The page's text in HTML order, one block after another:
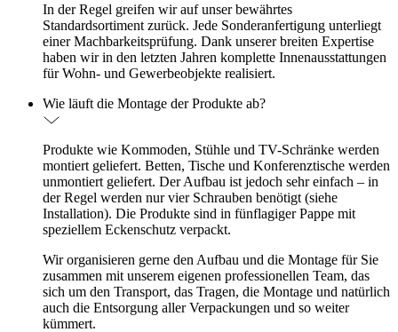
In der Regel greifen wir auf unser bewährtes
Standardsortiment zurück. Jede Sonderanfertigung unterliegt
einer Machbarkeitsprüfung. Dank unserer breiten Expertise
haben wir in den letzten Jahren komplette Innenausstattungen
für Wohn- und Gewerbeobjekte realisiert.
Wie läuft die Montage der Produkte ab?
Produkte wie Kommoden, Stühle und TV-Schränke werden
montiert geliefert. Betten, Tische und Konferenztische werden
unmontiert geliefert. Der Aufbau ist jedoch sehr einfach – in
der Regel werden nur vier Schrauben benötigt (siehe
Installation). Die Produkte sind in fünflagiger Pappe mit
speziellem Eckenschutz verpackt.
Wir organisieren gerne den Aufbau und die Montage für Sie
zusammen mit unserem eigenen professionellen Team, das
sich um den Transport, das Tragen, die Montage und natürlich
auch die Entsorgung aller Verpackungen und so weiter
kümmert.